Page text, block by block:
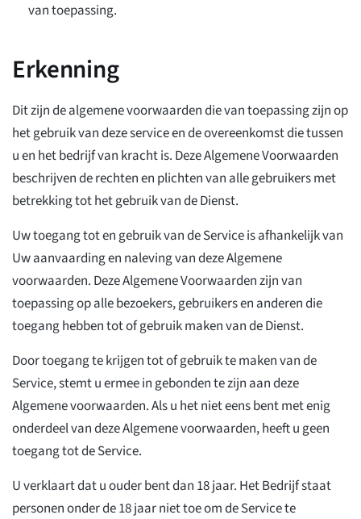
van toepassing.
Erkenning
Dit zijn de algemene voorwaarden die van toepassing zijn op
het gebruik van deze service en de overeenkomst die tussen
u en het bedrijf van kracht is. Deze Algemene Voorwaarden
beschrijven de rechten en plichten van alle gebruikers met
betrekking tot het gebruik van de Dienst.
Uw toegang tot en gebruik van de Service is afhankelijk van
Uw aanvaarding en naleving van deze Algemene
voorwaarden. Deze Algemene Voorwaarden zijn van
toepassing op alle bezoekers, gebruikers en anderen die
toegang hebben tot of gebruik maken van de Dienst.
Door toegang te krijgen tot of gebruik te maken van de
Service, stemt u ermee in gebonden te zijn aan deze
Algemene voorwaarden. Als u het niet eens bent met enig
onderdeel van deze Algemene voorwaarden, heeft u geen
toegang tot de Service.
U verklaart dat u ouder bent dan 18 jaar. Het Bedrijf staat
personen onder de 18 jaar niet toe om de Service te